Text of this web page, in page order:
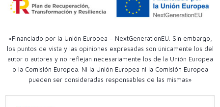
«Financiado por la Unión Europea – NextGenerationEU. Sin embargo,
los puntos de vista y las opiniones expresadas son únicamente los del
autor o autores y no reflejan necesariamente los de la Unión Europea
o la Comisión Europea. Ni la Unión Europea ni la Comisión Europea
pueden ser consideradas responsables de las mismas»